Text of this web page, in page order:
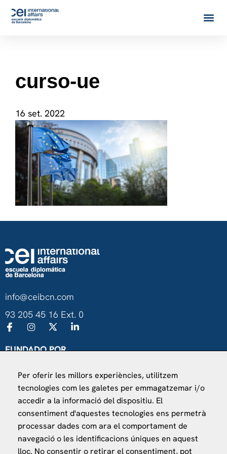
curso-ue
16 set. 2022
info@ceibcn.com
93 205 45 16 Ext. 0
FUNDADO POR
Ministerio de Asuntos Exteriores, UE y Cooperación
Fundación "la Caixa"
Per oferir les millors experiències, utilitzem
tecnologies com les galetes per emmagatzemar i/o
accedir a la informació del dispositiu. El
consentiment d'aquestes tecnologies ens permetrà
processar dades com ara el comportament de
navegació o les identificacions úniques en aquest
lloc. No consentir o retirar el consentiment, pot